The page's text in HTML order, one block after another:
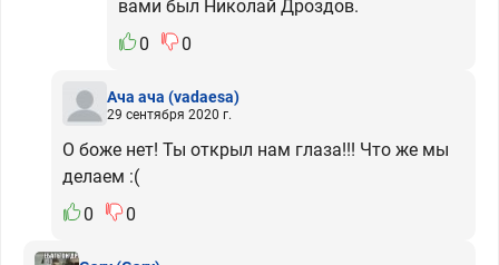
вами был Николай Дроздов.
0
0
Ача ача (vadaesa)
29 сентября 2020 г.
О боже нет! Ты открыл нам глаза!!! Что же мы
делаем :(
0
0